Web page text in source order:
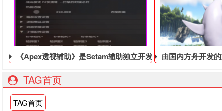
《Apex透视辅助》是Setam辅助独立开发的，从2021年开始
由国内方舟开发
TAG首页
TAG首页